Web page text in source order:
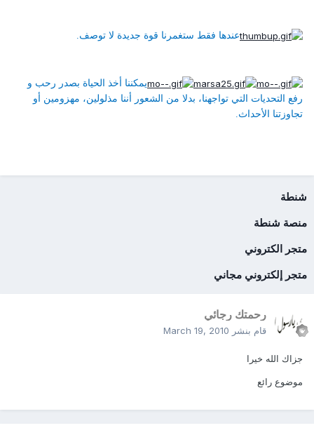
عندها فقط ستغمرنا قوة جديدة لا توصف.
يمكننا أخذ الحياة بصدر رحب و
رفع التحديات التي تواجهنا، بدلا من الشعور أننا مذلولين، مهزومين أو
تجاوزتنا الأحداث.
شنطة
منصة شنطة
متجر الكتروني
متجر إلكتروني مجاني
رحمتك رجائي
قام بنشر March 19, 2010
جزاك الله خيرا
موضوع رائع